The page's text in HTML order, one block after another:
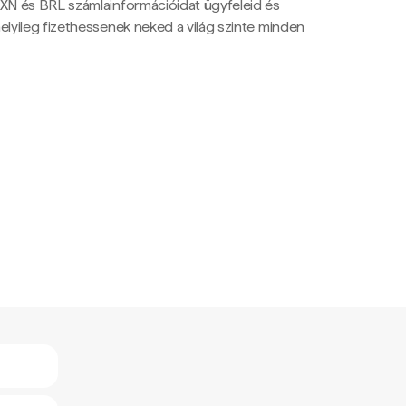
és BRL számlainformációidat ügyfeleid és
fizethessenek neked a világ szinte minden